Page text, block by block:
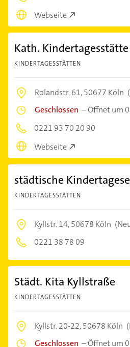
Webseite
Kath.
KINDERTAGESSTÄTTEN
Rolandstr. 61,50677 Köln
Geschlossen –Öffnet um
0221 93 70 20 90
Webseite
städtische
KINDERTAGESSTÄTTEN
Kyllstr. 14,50678 Köln
0221 38 78 09
Städt. Kita Kyllstraße
KINDERTAGESSTÄTTEN
Kyllstr. 20-22,50678 Köln
Geschlossen –Öffnet um